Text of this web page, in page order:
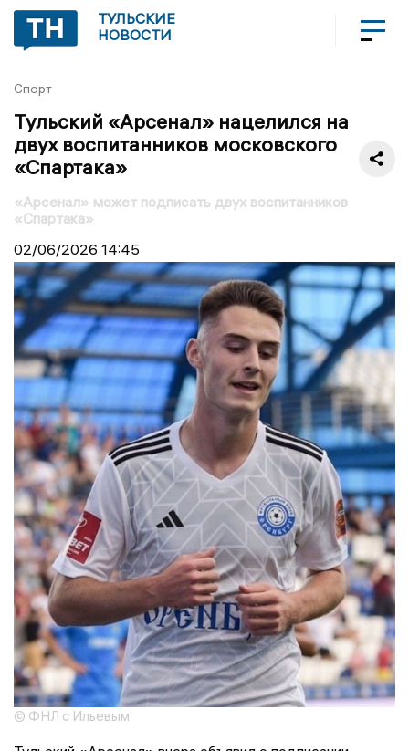
ТУЛЬСКИЕ
НОВОСТИ
Спорт
Тульский «Арсенал» нацелился на
двух воспитанников московского
«Спартака»
«Арсенал» может подписать двух воспитанников
«Спартака»
02/06/2026 14:45
© ФНЛ с Ильевым